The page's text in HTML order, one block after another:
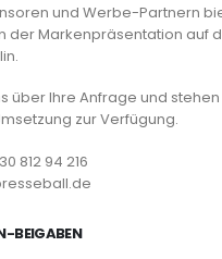
und Werbe-Partnern
der Markenpräsentation auf
über Ihre Anfrage und
zur Verfügung.
812 94 216
BEIGABEN